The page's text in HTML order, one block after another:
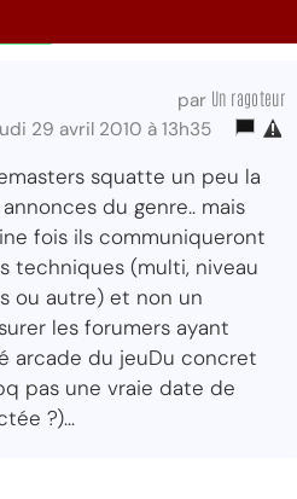
par Un ragoteur
29 avril 2010 à 13h35
squatte un peu la
du genre.. mais
fois ils communiqueront
techniques (multi, niveau
ou autre) et non un
les forumers ayant
arcade du jeuDu concret
pas une vraie date de
?)...